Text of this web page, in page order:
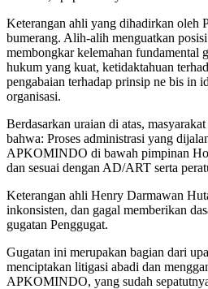
Keterangan ahli yang dihadirkan oleh
bumerang. Alih-alih menguatkan
membongkar kelemahan fundamental
hukum yang kuat, ketidaktahuan
pengabaian terhadap prinsip ne bis in
organisasi.
Berdasarkan uraian di atas,
bahwa: Proses administrasi yang
APKOMINDO di bawah pimpinan
dan sesuai dengan AD/ART serta
Keterangan ahli Henry Darmawan
inkonsisten, dan gagal memberikan
gugatan Penggugat.
Gugatan ini merupakan bagian dari
menciptakan litigasi abadi dan
APKOMINDO, yang sudah